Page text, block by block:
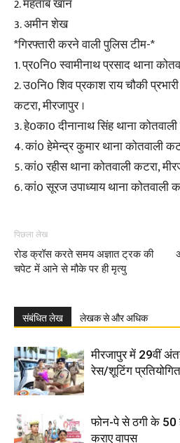
2. महताब खान
3. अमीन शेख
*गिरफ्तारी करने वाली पुलिस टीम-*
1. प्र0नि0 स्वामीनाथ प्रसाद थाना
2. उ0नि0 शिव प्रकाश राय चौकी
कटरा, मीरजापुर ।
3. हे0का0 दीनानाथ सिंह थाना कोतवाली
4. कां0 हेमेन्द्र कुमार थाना कोतवाली
5. कां0 रहीस थाना कोतवाली कटरा,
6. कां0 सूरज उपाध्याय थाना कोतवाली
पिछला लेख
रोड क्रॉस करते समय अज्ञात ट्रक की
चपेट में आने से मौके पर ही मृत्यु
संबंधित लेख लेखक से और अधिक
मीरजापुर में 29वीं
रेस/शूटिंग
फोन-पे से ठगी के 50
कराए वापस